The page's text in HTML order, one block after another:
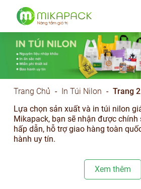
MIKAPACK Nâng tầm thương
Trang Chủ - In Túi Nilon - Trang 2
Lựa chọn sản xuất và in túi nilon
Mikapack, bạn sẽ nhận được
hấp dẫn, hỗ trợ giao hàng toàn
hành uy tín.
Xem thêm